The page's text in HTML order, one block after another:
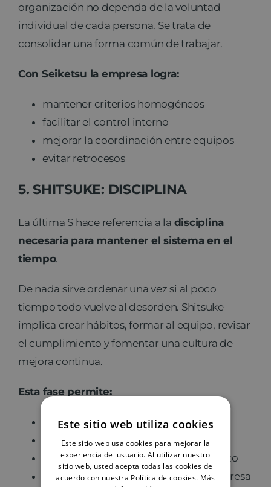
organización no dependa de la voluntad
individual de cada persona. Se trata de
consolidar una forma común de trabajar.
Con Seiketsu la empresa logra:
mantener criterios homogéneos
facilitar el control interno
mejorar la coordinación entre equipos
evitar retrocesos
5. SHITSUKE: DISCIPLINA
La última S hace referencia a la disciplina
necesaria para mantener el sistema en el
tiempo.
De nada sirve ordenar una vez si al poco
tiempo todo vuelve al desorden. Shitsuke
implica crear hábitos, formar al equipo, revisar
el cumplimiento y fomentar una cultura de
mejora continua.
Esta fase permite:
consolidar cambios reales
reforzar el compromiso del equipo
mantener la metodología a largo plazo
integrar el orden en la cultura de empresa
Este sitio web utiliza cookies
Este sitio web usa cookies para mejorar la
experiencia del usuario. Al utilizar nuestro
sitio web, usted acepta todas las cookies de
acuerdo con nuestra Política de cookies. Más